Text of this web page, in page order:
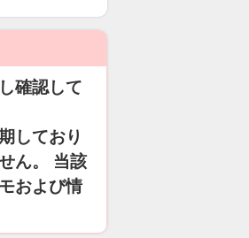
確認して
しており
ん。 当該
および情